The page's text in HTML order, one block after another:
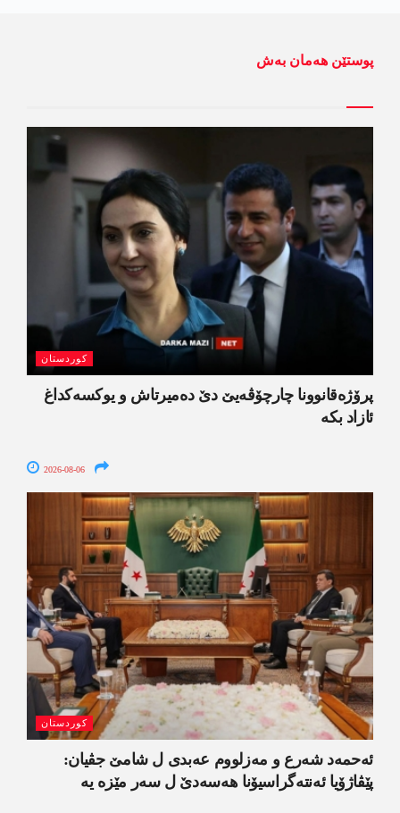
پوستێن ھەمان بەش
کوردستان
پرۆژەقانوونا چارچۆڤەیێ دێ دەمیرتاش و یوکسەکداغ
ئازاد بکە
2026-08-06
کوردستان
ئەحمەد شەرع و مەزلووم عەبدی ل شامێ جڤیان:
پێڤاژۆیا ئەنتەگراسیۆنا ھەسەدێ ل سەر مێزە یە